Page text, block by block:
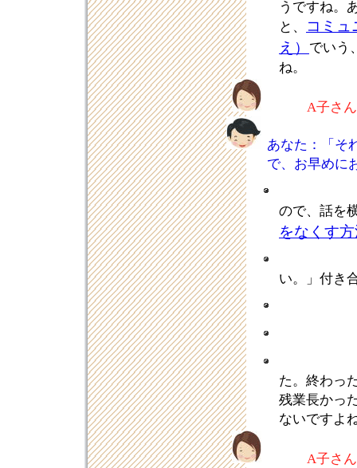
うですね。
と、
コミ
え） でいう
ね。
A子さ
あなた：「そ
で、お早めに
ので、話を
をなくす
い。」付き
た。終わっ
残業長かっ
ないですよ
A子さ